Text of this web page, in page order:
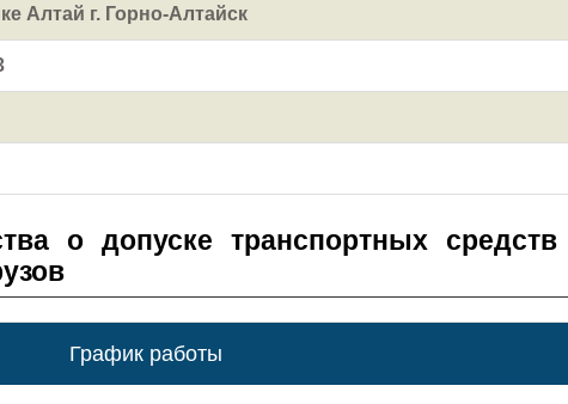
Алтай г. Горно-Алтайск
о допуске транспортных
График работы